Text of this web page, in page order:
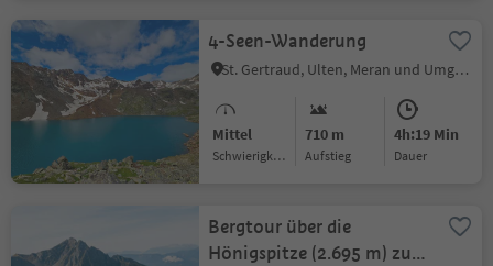
4-Seen-Wanderung
St. Gertraud, Ulten, Meran und Umgebung
Mittel
Schwierigkeitsgrad
710 m
Aufstieg
4h:19 Min
Dauer
Bergtour über die
Hönigspitze (2.695 m) zum